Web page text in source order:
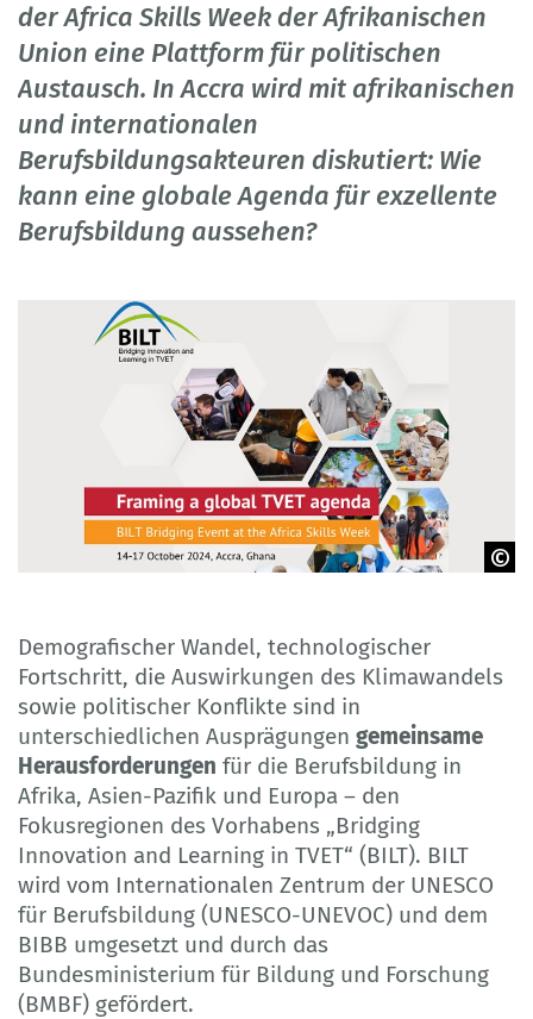
der Africa Skills Week der Afrikanischen
Union eine Plattform für politischen
Austausch. In Accra wird mit afrikanischen
und internationalen
Berufsbildungsakteuren diskutiert: Wie
kann eine globale Agenda für exzellente
Berufsbildung aussehen?
Demografischer Wandel, technologischer
Fortschritt, die Auswirkungen des Klimawandels
sowie politischer Konflikte sind in
unterschiedlichen Ausprägungen gemeinsame
Herausforderungen für die Berufsbildung in
Afrika, Asien-Pazifik und Europa – den
Fokusregionen des Vorhabens „Bridging
Innovation and Learning in TVET“ (BILT). BILT
wird vom Internationalen Zentrum der UNESCO
für Berufsbildung (UNESCO-UNEVOC) und dem
BIBB umgesetzt und durch das
Bundesministerium für Bildung und Forschung
(BMBF) gefördert.